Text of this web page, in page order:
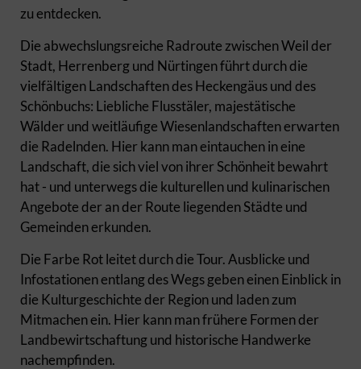
zu entdecken.
Die abwechslungsreiche Radroute zwischen Weil der
Stadt, Herrenberg und Nürtingen führt durch die
vielfältigen Landschaften des Heckengäus und des
Schönbuchs: Liebliche Flusstäler, majestätische
Wälder und weitläufige Wiesenlandschaften erwarten
die Radelnden. Hier kann man eintauchen in eine
Landschaft, die sich viel von ihrer Schönheit bewahrt
hat - und unterwegs die kulturellen und kulinarischen
Angebote der an der Route liegenden Städte und
Gemeinden erkunden.
Die Farbe Rot leitet durch die Tour. Ausblicke und
Infostationen entlang des Wegs geben einen Einblick in
die Kulturgeschichte der Region und laden zum
Mitmachen ein. Hier kann man frühere Formen der
Landbewirtschaftung und historische Handwerke
nachempfinden.